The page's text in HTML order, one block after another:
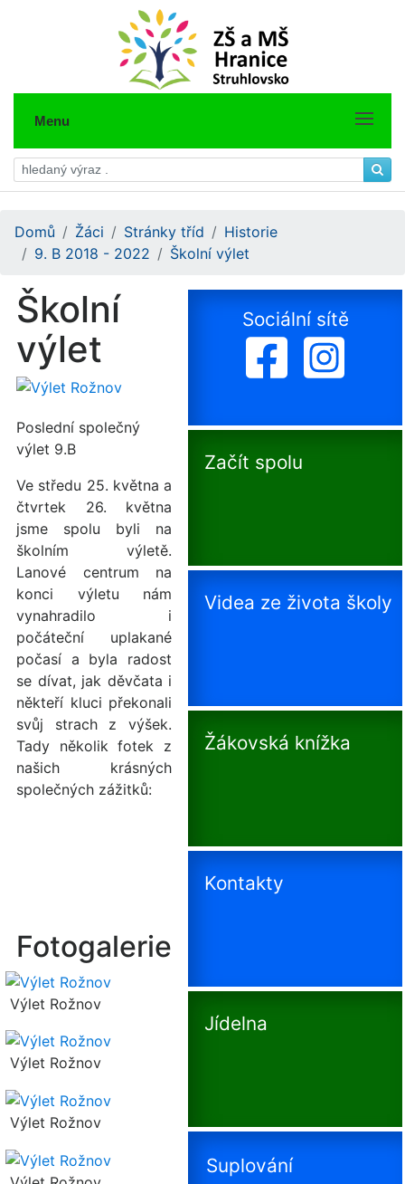
Menu
Domů Žáci Stránky tříd
Historie
9. B 2018 - 2022
Školní výlet
Školní
výlet
Poslední společný
výlet 9.B
Ve středu 25. května a
čtvrtek 26. května
jsme spolu byli na
školním výletě.
Lanové centrum na
konci výletu nám
vynahradilo i
počáteční uplakané
počasí a byla radost
se dívat, jak děvčata i
někteří kluci překonali
svůj strach z výšek.
Tady několik fotek z
našich krásných
společných zážitků:
Fotogalerie
Výlet Rožnov
Výlet Rožnov
Výlet Rožnov
Sociální sítě
Začít spolu
Videa ze života školy
Žákovská knížka
Kontakty
Jídelna
Suplování